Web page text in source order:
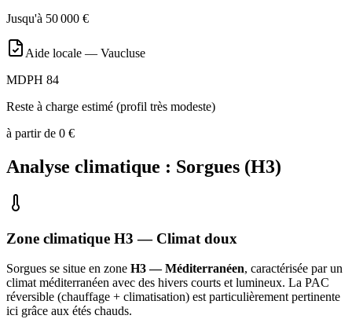
Jusqu'à 50 000 €
Aide locale — Vaucluse
MDPH 84
Reste à charge estimé (profil très modeste)
à partir de 0 €
Analyse climatique : Sorgues (H3)
Zone climatique H3 — Climat doux
Sorgues se situe en zone H3 — Méditerranéen, caractérisée par un
climat méditerranéen avec des hivers courts et lumineux. La PAC
réversible (chauffage + climatisation) est particulièrement pertinente
ici grâce aux étés chauds.